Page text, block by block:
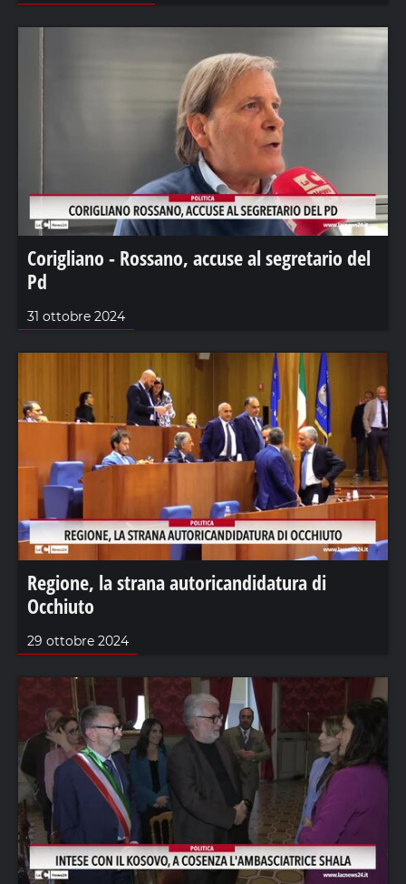
Corigliano - Rossano, accuse al segretario del
Pd
31 ottobre 2024
Regione, la strana autoricandidatura di
Occhiuto
29 ottobre 2024